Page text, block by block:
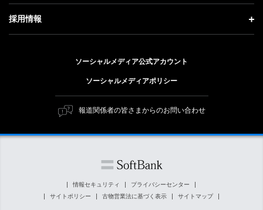
ガバナンス
人材戦略
経営方針
個人投資家の皆さまへ
株式と社債について
サステナビリティ トップ
トップメッセージ
ESG方針・体制
マテリアリティ（重要課題）
ESGの主な取り組み
外部評価・イニシアチブ
採用情報
障がい者採用
ソフトバンク クルー採用
ソーシャルメディア公式アカウント
ソーシャルメディアポリシー
報道関係者の皆さまからのお問い合わせ
情報セキュリティ
プライバシーセンター
サイトポリシー
古物営業法に基づく表示 サイトマップ